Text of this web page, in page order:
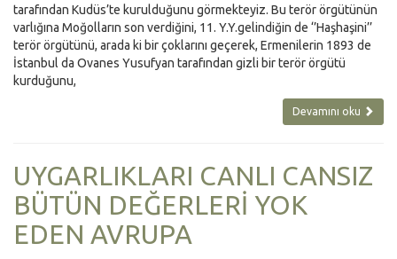
tarafından Kudüs’te kurulduğunu görmekteyiz. Bu terör örgütünün
varlığına Moğolların son verdiğini, 11. Y.Y.gelindiğin de ‘’Haşhaşini’’
terör örgütünü, arada ki bir çoklarını geçerek, Ermenilerin 1893 de
İstanbul da Ovanes Yusufyan tarafından gizli bir terör örgütü
kurduğunu,
Devamını oku
UYGARLIKLARI CANLI CANSIZ
BÜTÜN DEĞERLERİ YOK
EDEN AVRUPA